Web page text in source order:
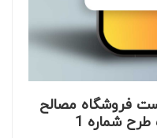
فروشگاه مصالح
شماره 1